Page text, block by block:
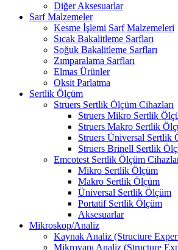
Diğer Aksesuarlar
Sarf Malzemeler
Kesme İşlemi Sarf Malzemeleri
Sıcak Bakalitleme Sarfları
Soğuk Bakalitleme Sarfları
Zımparalama Sarfları
Elmas Ürünler
Oksit Parlatma
Sertlik Ölçüm
Struers Sertlik Ölçüm Cihazları
Struers Mikro Sertlik
Struers Makro Sertlik
Struers Üniversal Sertlik
Struers Brinell Sertlik
Emcotest Sertlik Ölçüm
Mikro Sertlik Ölçüm
Makro Sertlik Ölçüm
Üniversal Sertlik Ölçüm
Portatif Sertlik Ölçüm
Aksesuarlar
Mikroskop/Analiz
Kaynak Analiz (Structure
Mikroyapı Analiz (Structure